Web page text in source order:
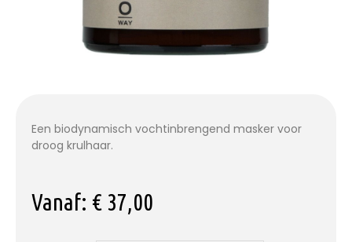
Een biodynamisch vochtinbrengend masker voor
droog krulhaar.
Vanaf: € 37,00